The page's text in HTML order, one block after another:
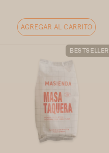
AGREGAR AL CARRITO
BESTSELLER